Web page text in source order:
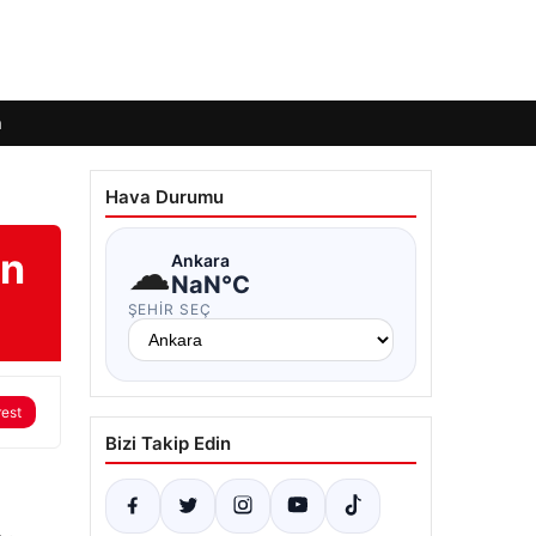
Hava Durumu
☁Ankara
NaN°C
ŞEHIR SEÇ
Bizi Takip Edin